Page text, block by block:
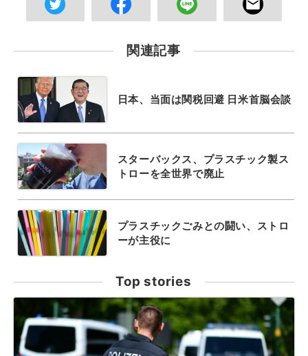
関連記事
日本、当面は関税回避 日米首脳会談
スターバックス、プラスチック製ス
トローを全世界で廃止
プラスチックごみとの闘い、ストロ
ーが主役に
Top stories